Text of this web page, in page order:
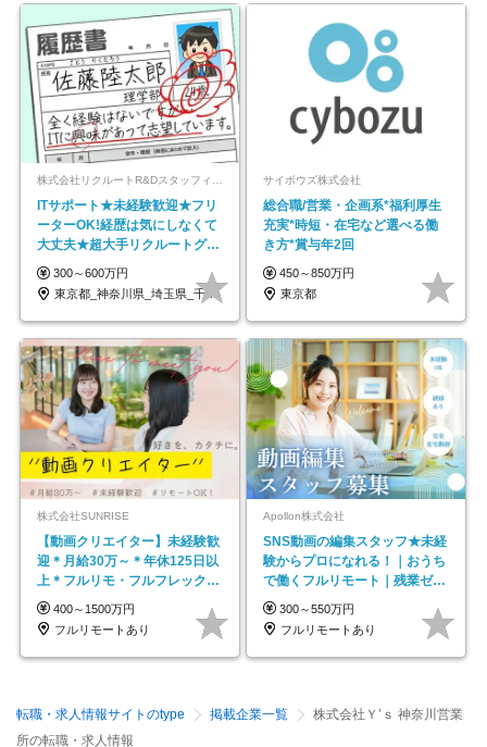
株式会社リクルートR&Dスタッフィング【リクルートグループ】
ITサポート★未経験歓迎★フリ
ーターOK!経歴は気にしなくて
大丈夫★超大手リクルートグル
ープの正社員/sg
300～600万円
東京都_神奈川県_埼玉県_千葉県_大阪府…
サイボウズ株式会社
総合職/営業・企画系*福利厚生
充実*時短・在宅など選べる働
き方*賞与年2回
450～850万円
東京都
株式会社SUNRISE
【動画クリエイター】未経験歓
迎＊月給30万～＊年休125日以
上＊フルリモ・フルフレックス
◆10名の採用が決定◆
400～1500万円
フルリモートあり
Apollon株式会社
SNS動画の編集スタッフ★未経
験からプロになれる！｜おうち
で働くフルリモート｜残業ゼロ
で18時退勤◎
300～550万円
フルリモートあり
転職・求人情報サイトのtype 掲載企業一覧
株式会社Ｙ’ｓ 神奈川営業
所の転職・求人情報